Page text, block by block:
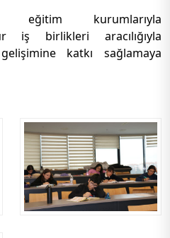
eğitim kurumlarıyla
iş birlikleri aracılığıyla
katkı sağlamaya